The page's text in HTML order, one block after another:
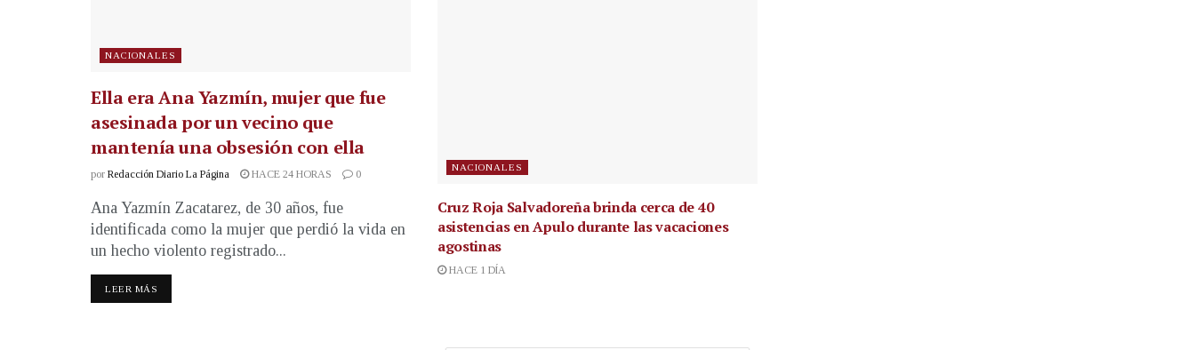
NACIONALES
Ella era Ana Yazmín, mujer que fue
asesinada por un vecino que
mantenía una obsesión con ella
por Redacción Diario La Página HACE 24 HORAS 0
Ana Yazmín Zacatarez, de 30 años, fue
identificada como la mujer que perdió la vida en
un hecho violento registrado...
LEER MÁS
NACIONALES
Cruz Roja Salvadoreña brinda cerca de 40
asistencias en Apulo durante las vacaciones
agostinas
HACE 1 DÍA